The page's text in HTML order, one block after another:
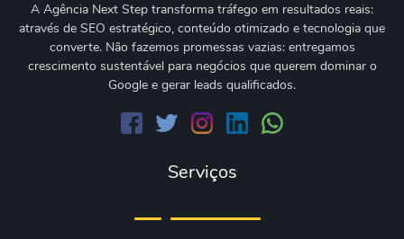
A Agência Next Step transforma tráfego em resultados reais:
através de SEO estratégico, conteúdo otimizado e tecnologia que
converte. Não fazemos promessas vazias: entregamos
crescimento sustentável para negócios que querem dominar o
Google e gerar leads qualificados.
Serviços